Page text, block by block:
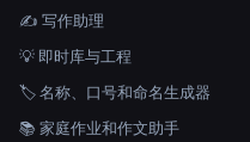
✍️ 写作助理
💡 即时库与工程
🏷️ 名称、口号和命名生成器
📚 家庭作业和作文助手